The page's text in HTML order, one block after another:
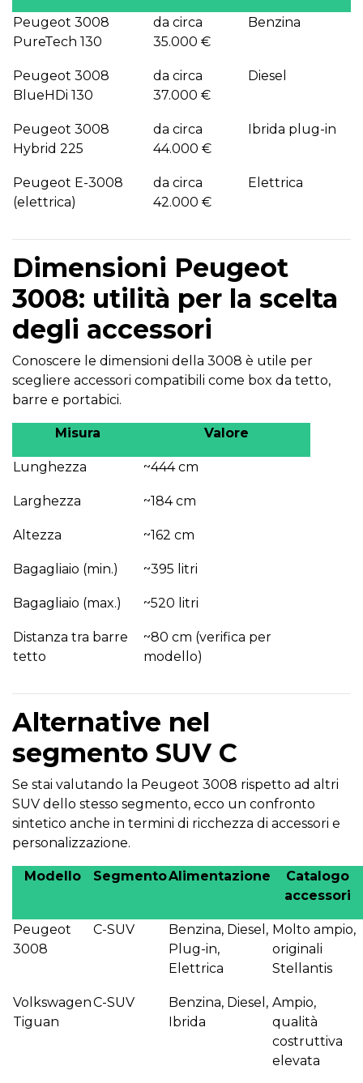
Peugeot 3008
PureTech 130
da circa
35.000 €
Benzina
Peugeot 3008
BlueHDi 130
da circa
37.000 €
Diesel
Peugeot 3008
Hybrid 225
da circa
44.000 €
Ibrida plug-in
Peugeot E-3008
(elettrica)
da circa
42.000 €
Elettrica
Dimensioni Peugeot
3008: utilità per la scelta
degli accessori
Conoscere le dimensioni della 3008 è utile per
scegliere accessori compatibili come box da tetto,
barre e portabici.
Misura Valore
Lunghezza ~444 cm
Larghezza ~184 cm
Altezza ~162 cm
Bagagliaio (min.) ~395 litri
Bagagliaio (max.) ~520 litri
Distanza tra barre
tetto
~80 cm (verifica per
modello)
Alternative nel
segmento SUV C
Se stai valutando la Peugeot 3008 rispetto ad altri
SUV dello stesso segmento, ecco un confronto
sintetico anche in termini di ricchezza di accessori e
personalizzazione.
Modello SegmentoAlimentazione
Catalogo
accessori
Peugeot
3008
C-SUV
Benzina, Diesel,
Plug-in,
Elettrica
Molto ampio,
originali
Stellantis
Volkswagen
Tiguan
C-SUV
Benzina, Diesel,
Ibrida
Ampio,
qualità
costruttiva
elevata